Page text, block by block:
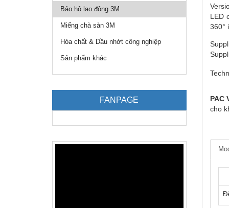
LED
360°
PAC
cho
Bảo hộ lao động 3M
Miếng chà sàn 3M
Hóa chất & Dầu nhớt công nghiệp
Sản phẩm khác
FANPAGE